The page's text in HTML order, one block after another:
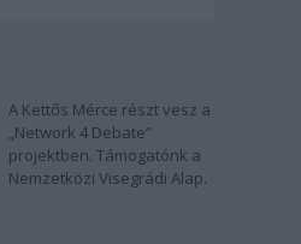
A Kettős Mérce részt vesz a
„Network 4 Debate”
projektben. Támogatónk a
Nemzetközi Visegrádi Alap.